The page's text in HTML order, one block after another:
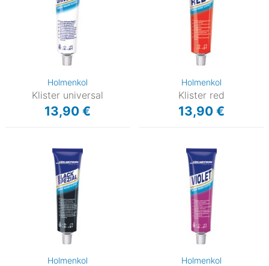
Holmenkol
Klister universal
13,90 €
Holmenkol
Klister red
13,90 €
Holmenkol Holmenkol